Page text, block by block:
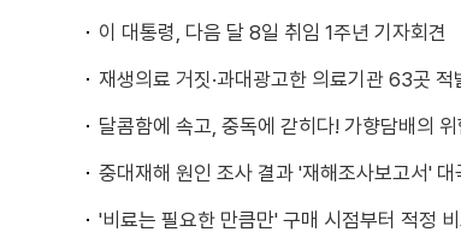
이 대통령, 다음 달 8일 취임 1주년 기자회견
재생의료 거짓·과대광고한 의료기관 63곳 적
달콤함에 속고, 중독에 갇히다! 가향담배의
중대재해 원인 조사 결과 '재해조사보고서' 대
'비료는 필요한 만큼만' 구매 시점부터 적정